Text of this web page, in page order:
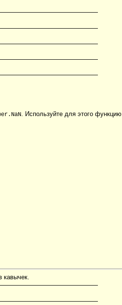
. Используйте для этого функцию
кавычек.